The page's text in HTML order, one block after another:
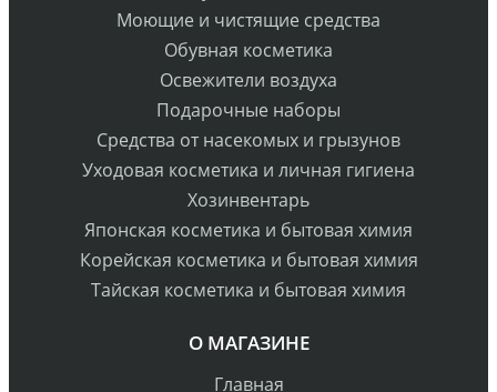
Моющие и чистящие средства
Обувная косметика
Освежители воздуха
Подарочные наборы
Средства от насекомых и грызунов
Уходовая косметика и личная гигиена
Хозинвентарь
Японская косметика и бытовая химия
Корейская косметика и бытовая химия
Тайская косметика и бытовая химия
О МАГАЗИНЕ
Главная